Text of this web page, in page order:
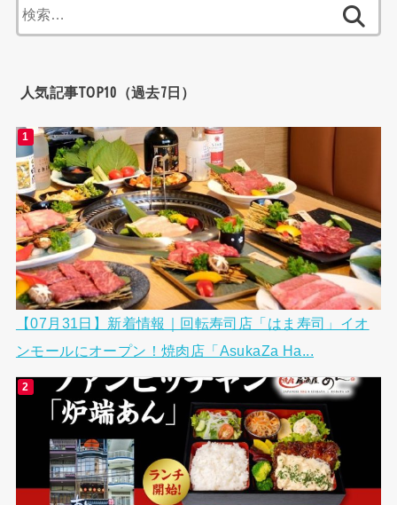
索:
人気記事TOP10（過去7日）
【07月31日】新着情報｜回転寿司店「はま寿司」イオ
ンモールにオープン！焼肉店「AsukaZa Ha...